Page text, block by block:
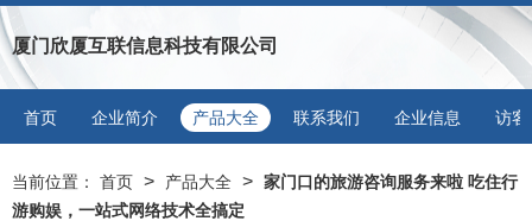
厦门欣厦互联信息科技有限公司
首页 企业简介 产品大全 联系我们 企业信息 访客
当前位置： 首页 > 产品大全 > 家门口的旅游咨询服务来啦 吃住行
游购娱，一站式网络技术全搞定